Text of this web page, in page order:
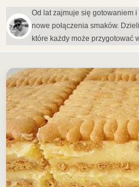
Od lat zajmuje się gotowaniem
nowe połączenia smaków.
które każdy może przygotować